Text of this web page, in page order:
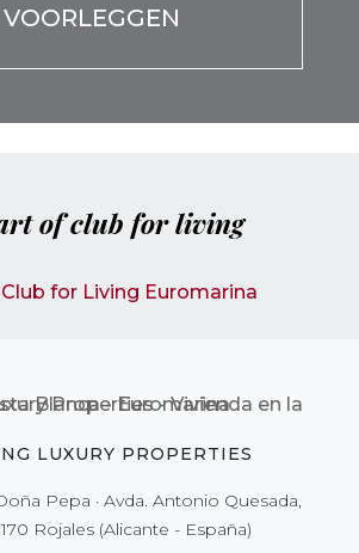
of club for living
LUXURY PROPERTIES
Pepa · Avda. Antonio Quesada,
Rojales (Alicante - España)